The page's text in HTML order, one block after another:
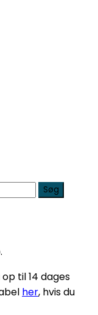
Søg
til 14 dages
her, hvis du